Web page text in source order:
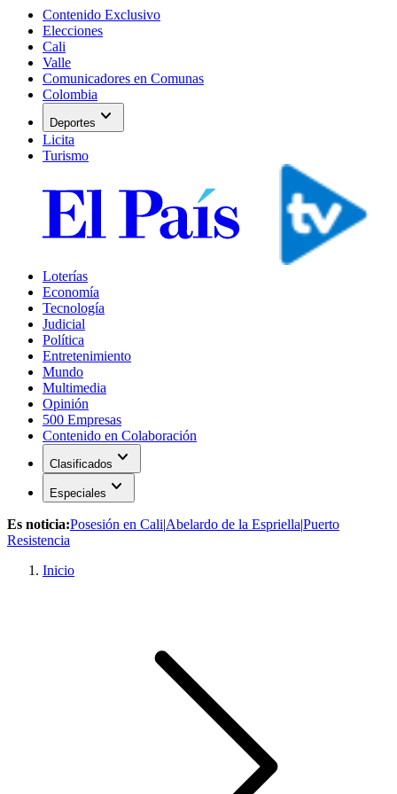
Contenido Exclusivo
Elecciones
Cali
Valle
Comunicadores en Comunas
Colombia
Deportes expand_more
Licita
Turismo
Loterías
Economía
Tecnología
Judicial
Política
Entretenimiento
Mundo
Multimedia
Opinión
500 Empresas
Contenido en Colaboración
Clasificados expand_more
Especiales expand_more
Es noticia:Posesión en Cali|Abelardo de la Espriella|Puerto
Resistencia
Inicio